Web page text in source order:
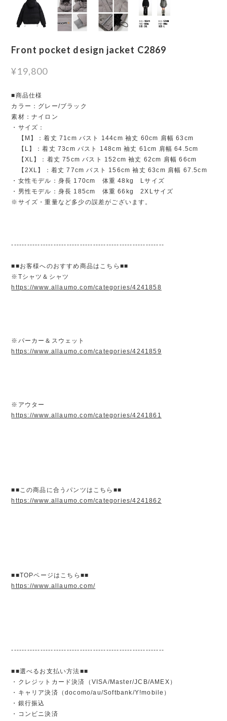
Front pocket design jacket C2869
¥19,800
■商品仕様
カラー：グレー/ブラック
素材：ナイロン
・サイズ：
【M】：着丈 71cm バスト 144cm 袖丈 60cm 肩幅 63cm
【L】：着丈 73cm バスト 148cm 袖丈 61cm 肩幅 64.5cm
【XL】：着丈 75cm バスト 152cm 袖丈 62cm 肩幅 66cm
【2XL】：着丈 77cm バスト 156cm 袖丈 63cm 肩幅 67.5cm
・女性モデル：身長 170cm 体重 48kg Lサイズ
・男性モデル：身長 185cm 体重 66kg 2XLサイズ
※サイズ・重量など多少の誤差がございます。
----------------------------------------------------------
■■お客様へのおすすめ商品はこちら■■
※Tシャツ＆シャツ
https://www.allaumo.com/categories/4241858
※パーカー＆スウェット
https://www.allaumo.com/categories/4241859
※アウター
https://www.allaumo.com/categories/4241861
■■この商品に合うパンツはこちら■■
https://www.allaumo.com/categories/4241862
■■TOPページはこちら■■
https://www.allaumo.com/
----------------------------------------------------------
■■選べるお支払い方法■■
・クレジットカード決済（VISA/Master/JCB/AMEX）
・キャリア決済（docomo/au/Softbank/Y!mobile）
・銀行振込
・コンビニ決済